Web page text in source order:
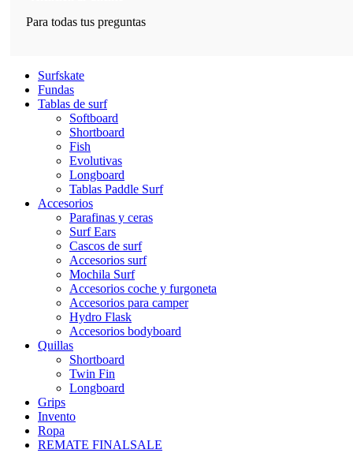
Para todas tus preguntas
Surfskate
Fundas
Tablas de surf
Softboard
Shortboard
Fish
Evolutivas
Longboard
Tablas Paddle Surf
Accesorios
Parafinas y ceras
Surf Ears
Cascos de surf
Accesorios surf
Mochila Surf
Accesorios coche y furgoneta
Accesorios para camper
Hydro Flask
Accesorios bodyboard
Quillas
Shortboard
Twin Fin
Longboard
Grips
Invento
Ropa
REMATE FINALSALE